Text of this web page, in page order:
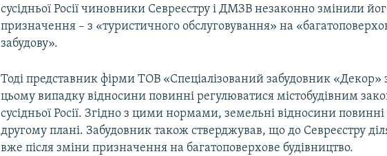
сусідньої Росії чиновники Севреєстру і ДМЗВ незаконно змінили
призначення – з «туристичного обслуговування» на
забудову».
Тоді представник фірми ТОВ «Спеціалізований забудовник «Декор»
цьому випадку відносини повинні регулюватися містобудівним
сусідньої Росії. Згідно з цими нормами, земельні відносини
другому плані. Забудовник також стверджував, що до Севреєстру
вже після зміни призначення на багатоповерхове будівництво.